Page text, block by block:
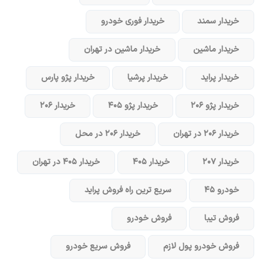
خریدار سمند خریدار فوری خودرو
خریدار ماشین خریدار ماشین در تهران
خریدار پراید خریدار پرشیا خریدار پژو پارس
خریدار پژو ۲۰۶ خریدار پژو ۴۰۵ خریدار ۲۰۶
خریدار ۲۰۶ در تهران خریدار ۲۰۶ در محل
خریدار ۲۰۷ خریدار ۴۰۵ خریدار ۴۰۵ در تهران
خودرو ۴۵ سریع ترین راه فروش پراید
فروش تیبا فروش خودرو
فروش خودرو پول لازم فروش سریع خودرو